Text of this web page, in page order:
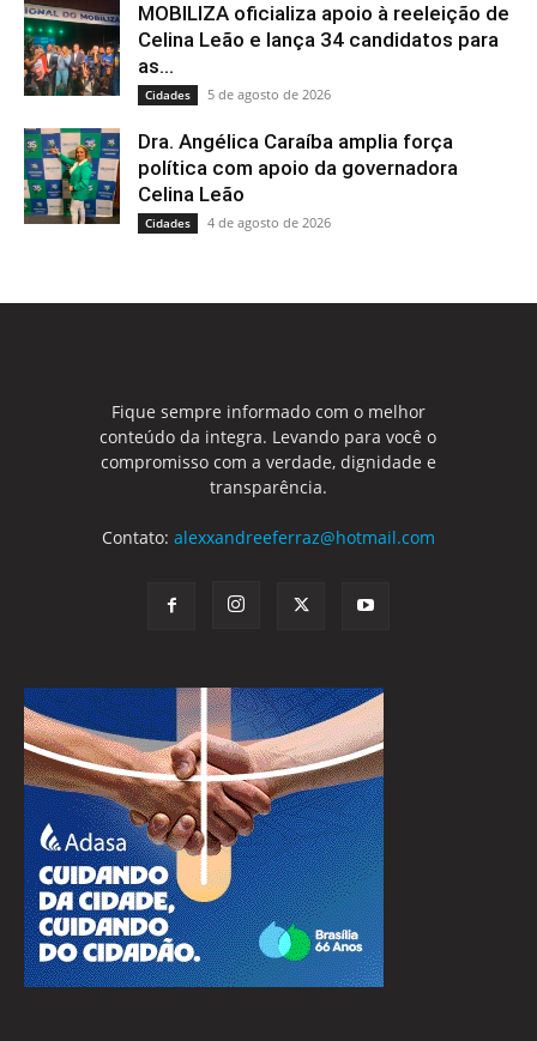
MOBILIZA oficializa apoio à reeleição de
Celina Leão e lança 34 candidatos para
as...
Cidades 5 de agosto de 2026
Dra. Angélica Caraíba amplia força
política com apoio da governadora
Celina Leão
Cidades 4 de agosto de 2026
Fique sempre informado com o melhor
conteúdo da integra. Levando para você o
compromisso com a verdade, dignidade e
transparência.
Contato: alexxandreeferraz@hotmail.com